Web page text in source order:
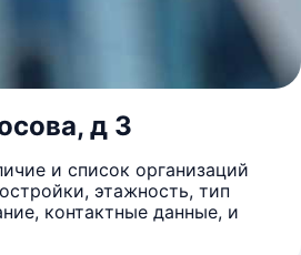
д 3
и список организаций
этажность, тип
контактные данные, и